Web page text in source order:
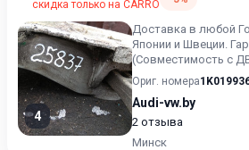
скидка только на CARRO
4
Доставка в любой
Японии и Швеции.
(Совместимость с
Ориг. номера
Audi-vw.by
2 отзыва
Минск